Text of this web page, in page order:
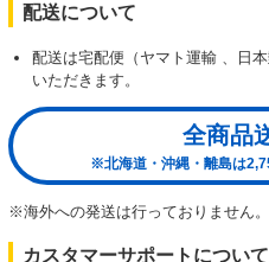
配送について
配送は宅配便（ヤマト運輸 、日
いただきます。
全商品
※北海道・沖縄・離島は
※海外への発送は行っておりません
カスタマーサポートについて